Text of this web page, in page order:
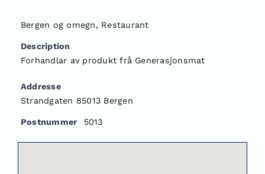
Forhandlarar
Tips & triks
Om oss
Bergen og omegn, Restaurant
Description
Forhandlar av produkt frå Generasjonsmat
Addresse
Strandgaten 85013 Bergen
Postnummer 5013